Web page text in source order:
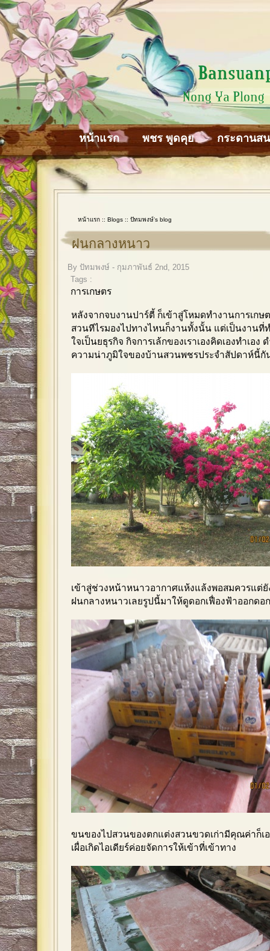
หน้าแรก พชร พูดคุย กระดานส
หน้าแรก :: Blogs :: ปัทมพงษ์'s blog
ฝนกลางหนาว
By ปัทมพงษ์ - กุมภาพันธ์ 2nd, 2015
Tags :
การเกษตร
หลังจากจบงานปาร์ตี้ ก็เข้าสู่โหมดทำงานการเกษ
สวนทีไรมองไปทางไหนก็งานทั้งนั้น แต่เป็นงาน
ใจเป็นยธุรกิจ กิจการเล้กของเราเองคิดเองทำเอง
ความน่าภูมิใจของบ้านสวนพชรประจำสัปดาห์นี้กั
เข้าสู่ช่วงหน้าหนาวอากาศแห้งแล้งพอสมควรแต่
ฝนกลางหนาวเลยรูปนี้มาให้ดูดอกเฟื่องฟ้าออกดอ
ขนของไปสวนของตกแต่งสวนขวดเก่ามีคุณค่าก็เ
เผื่อเกิดไอเดียร์ค่อยจัดการให้เข้าที่เข้าทาง